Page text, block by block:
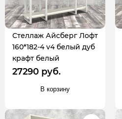
Стеллаж Айсберг Лофт
160*182-4 v4 белый дуб
крафт белый
27290 руб.
В корзину